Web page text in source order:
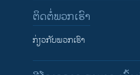
ຕິດຕໍ່ພວກເຮົາ
ກ່ຽວກັບພວກເຮົາ